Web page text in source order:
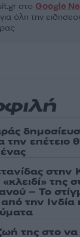
στο Google
όλη την
την επέτειο
στην
της
– Το
την Ινδία
της στο